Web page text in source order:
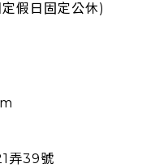
假日固定公休)
弄39號